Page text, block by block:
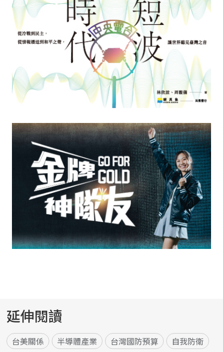
延伸閱讀
台美關係 半導體產業 台灣國防預算 自我防衛